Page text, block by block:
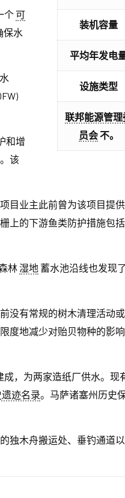
装机容量
平均年发电
设施类型
联邦能源管理
员会不。
个可
保水
和增
该
目业主此前曾为该项目提
上的下游鱼类防护措施包
林湿地蓄水池沿线也发现
没有常规的树木清理活动
度地减少对贻贝物种的影
，为两家造纸厂供水。现
迹名录。马萨诸塞州历史
独木舟搬运处、垂钓通道